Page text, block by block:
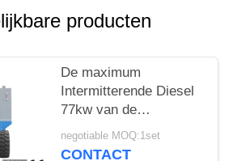
producten
De maximum
Intermitterende Diesel
77kw van de
Spannings2x70kn
Hydraulische Spanner
negotiable MOQ:1set
CONTACT